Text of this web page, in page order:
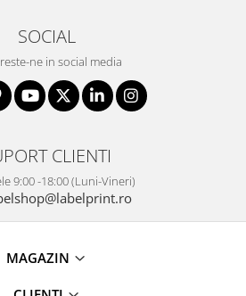
SOCIAL
ne in social media
CLIENTI
9:00 -18:00 (Luni-Vineri)
MAGAZIN